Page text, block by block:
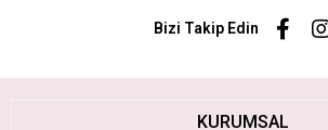
Bizi Takip Edin
KURUMSAL